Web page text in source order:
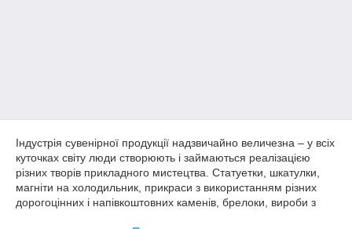
Індустрія сувенірної продукції надзвичайно величезна – у всіх
куточках світу люди створюють і займаються реалізацією
різних творів прикладного мистецтва. Статуетки, шкатулки,
магніти на холодильник, прикраси з використанням різних
дорогоцінних і напівкоштовних каменів, брелоки, вироби з